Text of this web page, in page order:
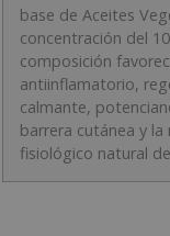
base de Aceites
concentración del
composición
antiinflamatorio,
calmante,
barrera cutánea y
fisiológico natural